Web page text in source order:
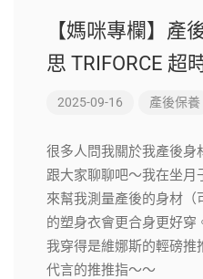
【媽咪專欄】產
思 TRIFORCE 超
2025-09-16 產後保養
很多人問我關於我產後身
跟大家聊聊吧～我在坐
來幫我測量產後的身材（
的塑身衣會更合身更好穿
我穿得是維娜斯的輕磅推
代言的推推指～～